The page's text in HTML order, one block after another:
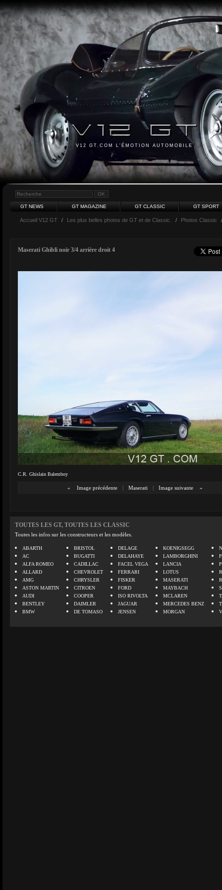
V12 GT.COM L'ÉMOTION AUTOMOBILE
GT NEWS GT MAGAZINE GT CLASSIC GT SPORT
Accueil V12 GT / Les plus belles photos de GT et de Classic. / Photos Classic
Maserati Ghibli noir 3/4 arrière droit 4
C.R. Ghislain Balemboy
« Image précédente | Maserati | Image suivante »
TOUTES LES GT, TOUTES LES CLASSIC
Toutes les infos sur les constructeurs et les modèles.
ABARTH
AC
ALFA ROMEO
ALLARD
AMG
ASTON MARTIN
AUDI
BENTLEY
BMW
BRISTOL
BUGATTI
CADILLAC
CHEVROLET
CHRYSLER
CITROEN
COOPER
DAIMLER
DE TOMASO
DELAGE
DELAHAYE
FACEL VEGA
FERRARI
FISKER
FORD
ISO RIVOLTA
JAGUAR
JENSEN
KOENIGSEGG
LAMBORGHINI
LANCIA
LOTUS
MASERATI
MAYBACH
MCLAREN
MERCEDES BENZ
MORGAN